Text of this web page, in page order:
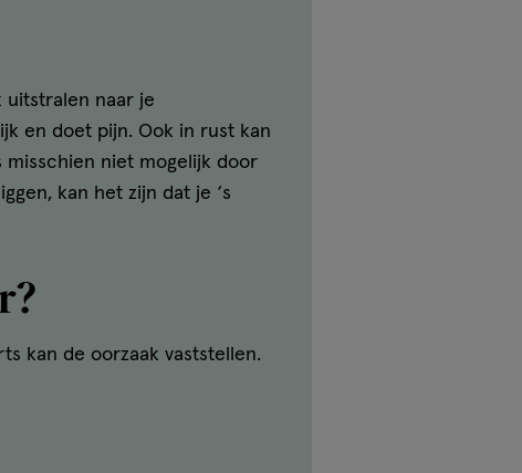
uitstralen naar je
en doet pijn. Ook in rust kan
misschien niet mogelijk door
kan het zijn dat je ‘s
kan de oorzaak vaststellen.